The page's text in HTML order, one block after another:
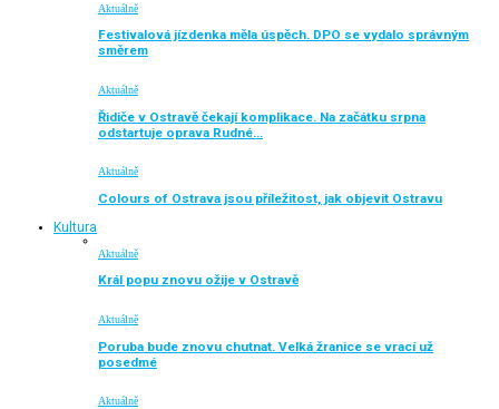
Aktuálně
Festivalová jízdenka měla úspěch. DPO se vydalo správným
směrem
Aktuálně
Řidiče v Ostravě čekají komplikace. Na začátku srpna
odstartuje oprava Rudné…
Aktuálně
Colours of Ostrava jsou příležitost, jak objevit Ostravu
Kultura
Aktuálně
Král popu znovu ožije v Ostravě
Aktuálně
Poruba bude znovu chutnat. Velká žranice se vrací už
posedmé
Aktuálně